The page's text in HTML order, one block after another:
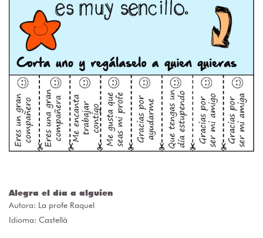
Alegra el día a alguien
Autora: La profe Raquel
Idioma: Castellà